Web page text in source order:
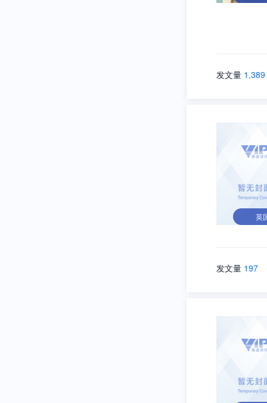
发文量 1,389
英
发文量 197